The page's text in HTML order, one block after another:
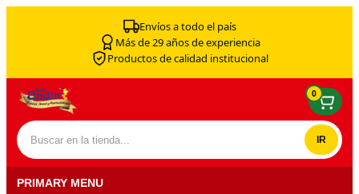
Envíos a todo el país
Más de 29 años de experiencia
Productos de calidad institucional
Buscar por:
0
PRIMARY MENU